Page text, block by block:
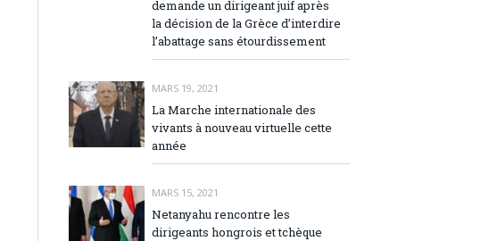
demande un dirigeant juif après
la décision de la Grèce d’interdire
l’abattage sans étourdissement
MARS 19, 2021
La Marche internationale des
vivants à nouveau virtuelle cette
année
MARS 15, 2021
Netanyahu rencontre les
dirigeants hongrois et tchèque